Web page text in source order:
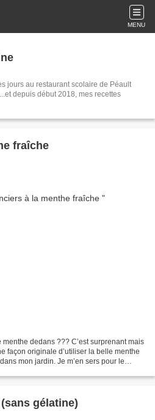
MENU
jours au restaurant scolaire de Péault
depuis début 2018, mes recettes
fraîche
dedans ??? C’est surprenant mais
façon originale d’utiliser la belle menthe
mon jardin. Je m’en sers pour le
gélatine)